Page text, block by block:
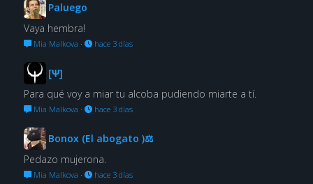
Paluego
Vaya hembra!
Mia Malkova · hace 3 días
[Ψ]
Para qué voy a miar tu alcoba pudiendo miarte a tí.
Mia Malkova · hace 3 días
Bonox (El abogato )⚖
Pedazo mujerona.
Mia Malkova · hace 3 días